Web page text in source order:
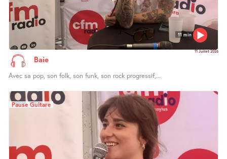
11 min
11 Juillet 2026
Baie
Avec sa pop, son folk, son funk, son rock progressif,...
Pause Guitare